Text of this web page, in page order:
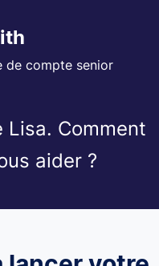
de compte senior
Lisa. Comment
aider ?